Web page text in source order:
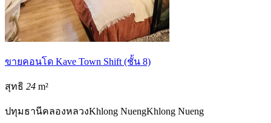
ขายคอนโด Kave Town Shift (ชั้น 8)
สุทธิ 24 m²
ปทุมธานีคลองหลวงKhlong NuengKhlong Nueng